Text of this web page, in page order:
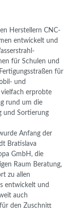
Herstellern CNC-
entwickelt und
für Schulen und
für
und
erprobte
rund um die
und Sortierung
Anfang der
Bratislava
GmbH, die
Raum Beratung,
zu allen
entwickelt und
auch
den Zuschnitt